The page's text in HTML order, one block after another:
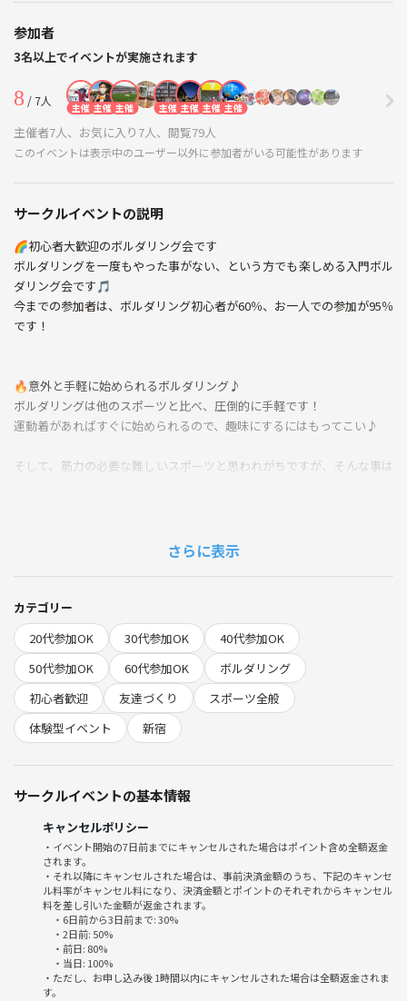
参加者
3名以上でイベントが実施されます
8 / 7人 主催 主催 主催 主催 主催 主催 主催
主催者7人、お気に入り7人、閲覧79人
このイベントは表示中のユーザー以外に参加者がいる可能性があります
サークルイベントの説明
🌈初心者大歓迎のボルダリング会です
ボルダリングを一度もやった事がない、という方でも楽しめる入門ボル
ダリング会です🎵
今までの参加者は、ボルダリング初心者が60％、お一人での参加が95％
です！
🔥意外と手軽に始められるボルダリング♪
ボルダリングは他のスポーツと比べ、圧倒的に手軽です！
運動着があればすぐに始められるので、趣味にするにはもってこい♪
そして、筋力の必要な難しいスポーツと思われがちですが、そんな事は
『ハシゴが登れたら出来るスポーツ』
オリンピック競技にも追加され注目度の高いボルダリング！
是非、経験者の方も未経験者の方もご参加下さい✌
✨こんな人におススメ
・友達が欲しい
・運動が好き
・人と話したい
・仕事と関係のない友人が欲しい
・新しい繋がりが欲しい
・休日を充実させたい
・趣味を増やしたい
・新しい事に挑戦したい
・ボルダリングが好き
・ボルダリングをやってみたい
▼▼▼イベント詳細▼▼▼
🌱集合場所
さらに表示
カテゴリー
20代参加OK
30代参加OK
40代参加OK
50代参加OK
60代参加OK
ボルダリング
初心者歓迎
友達づくり
スポーツ全般
体験型イベント
新宿
サークルイベントの基本情報
キャンセルポリシー
・イベント開始の7日前までにキャンセルされた場合はポイント含め全額返金
されます。
・それ以降にキャンセルされた場合は、事前決済金額のうち、下記のキャンセ
ル料率がキャンセル料になり、決済金額とポイントのそれぞれからキャンセル
料を差し引いた金額が返金されます。
・6日前から3日前まで: 30%
・2日前: 50%
・前日: 80%
・当日: 100%
・ただし、お申し込み後 1時間以内にキャンセルされた場合は全額返金されま
す。